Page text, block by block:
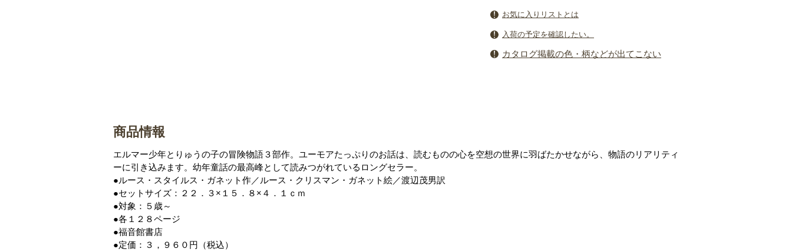
お気に入りリストとは
入荷の予定を確認したい。
カタログ掲載の色・柄などが出てこない
商品情報
エルマー少年とりゅうの子の冒険物語３部作。ユーモアたっぷりのお話は、読むものの心を空想の世界に羽ばたかせながら、物語のリアリティ
ーに引き込みます。幼年童話の最高峰として読みつがれているロングセラー。
●ルース・スタイルス・ガネット作／ルース・クリスマン・ガネット絵／渡辺茂男訳
●セットサイズ：２２．３×１５．８×４．１ｃｍ
●対象：５歳～
●各１２８ページ
●福音館書店
●定価：３，９６０円（税込）